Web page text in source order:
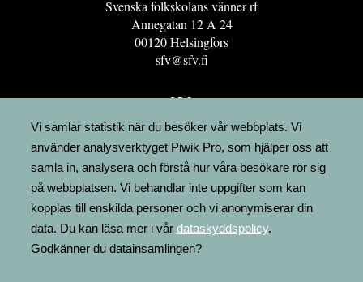
Svenska folkskolans vänner rf
Annegatan 12 A 24
00120 Helsingfors
sfv@sfv.fi
GRO
FÖRENINGSRESURSEN
MINNESRUNOR.FI
UPPSLAGSVERKET FINLAND
LÄGENHETER
FAKTURERING
Vi samlar statistik när du besöker vår webbplats. Vi
använder analysverktyget Piwik Pro, som hjälper oss att
samla in, analysera och förstå hur våra besökare rör sig
på webbplatsen. Vi behandlar inte uppgifter som kan
kopplas till enskilda personer och vi anonymiserar din
data. Du kan läsa mer i vår dataskyddspolicy.
Godkänner du datainsamlingen?